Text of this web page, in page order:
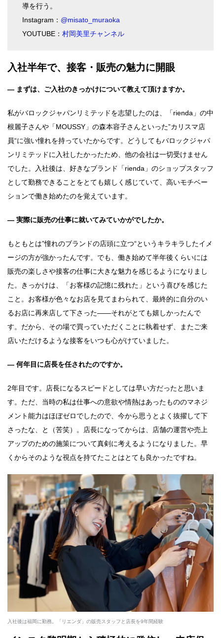
導を行う。
Instagram： @misato_muraoka
YOUTUBE： 村岡美里チャンネル
入社半年で、接客・販売の魅力に開眼
― まずは、ご入社のきっかけについて教えて頂けますか。
私がバロックジャパンリミテッドを志望したのは、「rienda」の中
根麗子さんや「MOUSSY」の森本容子さんといった”カリスマ店
員“に強い憧れを持っていたからです。どうしてもバロックジャパ
ンリミテッドに入社したかったため、他の会社は一切受けません
でした。入社後は、好きなブランド「rienda」のショップスタッフ
として勤務できることをとても嬉しく感じていて、高いモチベー
ションで働き始めたのを覚えています。
― 実際に販売の仕事に就いてみていかがでしたか。
もともとは”憧れのブランドの店頭に立つ“というキラキラしたイメ
ージの方が強かったんです。でも、働き始めて半年後くらいには
販売の楽しさや接客の仕事に大きな魅力を感じるようになりまし
た。きっかけは、「お客様の記憶に残れた」という喜びを感じた
こと。お客様が色々なお店を見てまわられて、最終的に自分のい
るお店に再来店して下さった――それがとても嬉しかったんで
す。だから、その場で買っていただくことに執着せず、またご来
店いただけるような接客をいつも心がけていました。
― 何年目に店長を任されたのですか。
2年目です。店長になるスピードとしては早い方だったと思いま
す。ただ、当時の私は仕事への意欲や情熱はあったもののマネジ
メント能力はほぼゼロでしたので、今から思うとよく抜擢して下
さったな、と（苦笑）。店長になってからは、店舗の運営や売上
アップのための施策について真剣に考えるようになりました。早
くからそのような視点を持てたことはとても良かったですね。
入社後は福岡に勤務。「リエンダ」の販売スタッフと店長を9年間経験